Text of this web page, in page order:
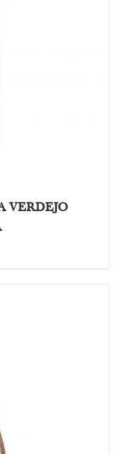
VERDEJO